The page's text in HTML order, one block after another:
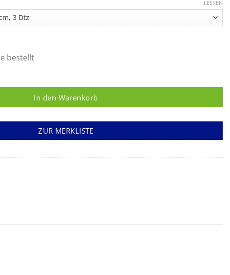
bis
301,95 €
LEEREN
bestellt
In den Warenkorb
ZUR MERKLISTE